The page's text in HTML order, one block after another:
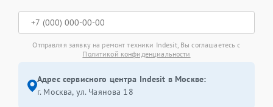
Отправляя заявку на ремонт техники Indesit, Вы соглашаетесь с
Политикой конфиденциальности
Адрес сервисного центра Indesit в Москве:
г. Москва, ул. Чаянова 18